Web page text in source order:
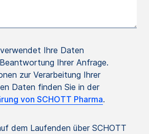
Ihre Daten
Ihrer Anfrage.
zur Verarbeitung Ihrer
Daten finden Sie in der
von SCHOTT Pharma.
dem Laufenden über SCHOTT